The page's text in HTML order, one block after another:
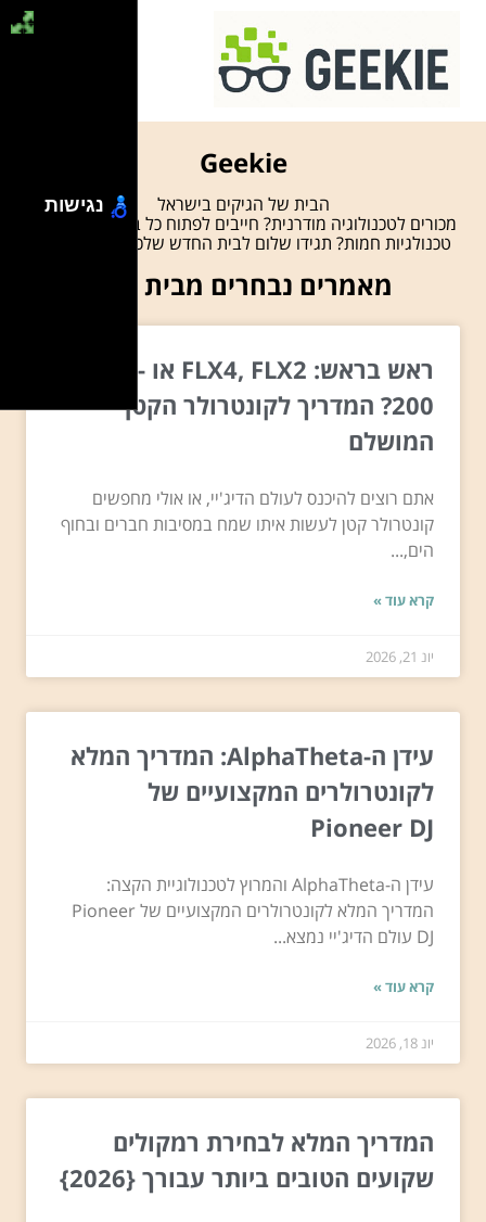
Geekie
הבית של הגיקים בישראל
מכורים לטכנולוגיה מודרנית? חייבים לפתוח כל בוקר עם חדשות
טכנולגיות חמות? תגידו שלום לבית החדש שלכם! מגזין "גיקי".
מאמרים נבחרים מבית גיקי
ראש בראש: FLX4, FLX2 או DDJ-
200? המדריך לקונטרולר הקטן
המושלם
אתם רוצים להיכנס לעולם הדיג'יי, או אולי מחפשים
קונטרולר קטן לעשות איתו שמח במסיבות חברים ובחוף
הים,...
קרא עוד »
יונ 21, 2026
עידן ה-AlphaTheta: המדריך המלא
לקונטרולרים המקצועיים של
Pioneer DJ
עידן ה-AlphaTheta והמרוץ לטכנולוגיית הקצה:
המדריך המלא לקונטרולרים המקצועיים של Pioneer
DJ עולם הדיג'יי נמצא...
קרא עוד »
יונ 18, 2026
המדריך המלא לבחירת רמקולים
שקועים הטובים ביותר עבורך {2026}
נגישות